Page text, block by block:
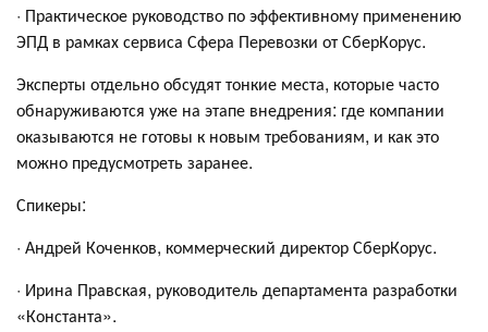
· Практическое руководство по эффективному применению
ЭПД в рамках сервиса Сфера Перевозки от СберКорус.
Эксперты отдельно обсудят тонкие места, которые часто
обнаруживаются уже на этапе внедрения: где компании
оказываются не готовы к новым требованиям, и как это
можно предусмотреть заранее.
Спикеры:
· Андрей Коченков, коммерческий директор СберКорус.
· Ирина Правская, руководитель департамента разработки
«Константа».